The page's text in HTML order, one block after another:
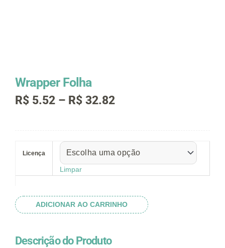
Wrapper Folha
R$ 5.52 – R$ 32.82Faixa
através
R$ 32.82
Licença
Limpar
quantidade
ADICIONAR AO CARRINHO
Descrição do Produto